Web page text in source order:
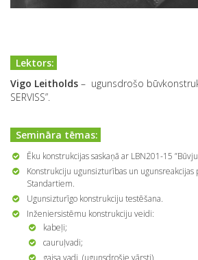
Lektors:
Vigo Leitholds – ugunsdrošo
SERVISS”.
Semināra tēmas:
Ēku konstrukcijas saskaņā ar LBN201-15
Konstrukciju ugunsizturības un ugunsreakcijas
Standartiem.
Ugunsizturīgo konstrukciju testēšana.
Inženiersistēmu konstrukciju veidi:
kabeļi;
cauruļvadi;
gaisa vadi (ugunsdrošie vārsti).